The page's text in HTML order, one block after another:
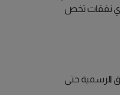
لا يشمل أي نفقات تخص
الرسمية حتى